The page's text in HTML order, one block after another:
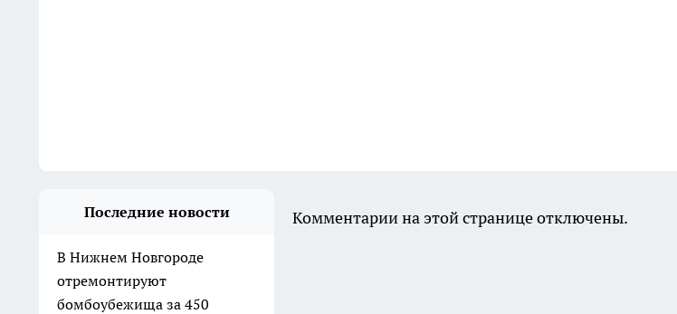
Последние новости
В Нижнем Новгороде
отремонтируют
бомбоубежища за 450
Комментарии на этой странице отключены.